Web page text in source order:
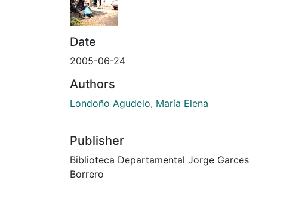
Date
2005-06-24
Authors
Londoño Agudelo, María Elena
Publisher
Biblioteca Departamental Jorge Garces
Borrero